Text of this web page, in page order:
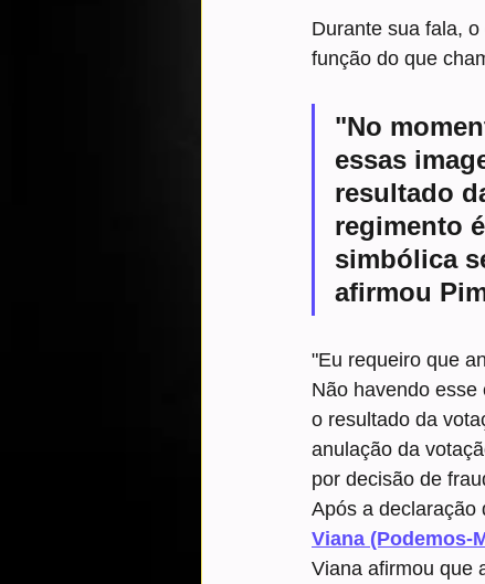
Durante sua fala,
função do que
"No
essas
resultado
regimento
simbólica
afirmou
"Eu requeiro que
Não havendo
o resultado da
anulação da
por decisão de
Após a declaração
Viana (Podemos-
Viana afirmou que